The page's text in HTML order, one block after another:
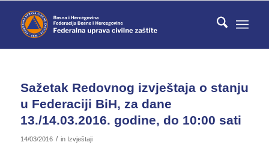
Sažetak Redovnog izvještaja o stanju
u Federaciji BiH, za dane
13./14.03.2016. godine, do 10:00 sati
14/03/2016 / in Izvještaji